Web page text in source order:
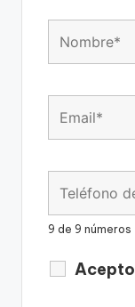
9 de 9 números